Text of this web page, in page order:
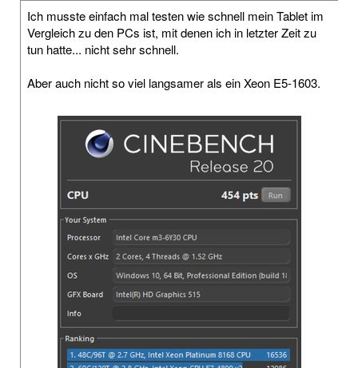
Ich musste einfach mal testen wie schnell mein Tablet im
Vergleich zu den PCs ist, mit denen ich in letzter Zeit zu
tun hatte... nicht sehr schnell.
Aber auch nicht so viel langsamer als ein Xeon E5-1603.